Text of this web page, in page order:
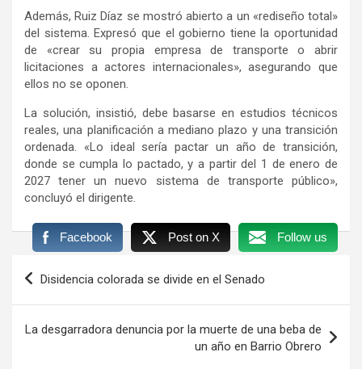
Además, Ruiz Díaz se mostró abierto a un «rediseño total»
del sistema. Expresó que el gobierno tiene la oportunidad
de «crear su propia empresa de transporte o abrir
licitaciones a actores internacionales», asegurando que
ellos no se oponen.
La solución, insistió, debe basarse en estudios técnicos
reales, una planificación a mediano plazo y una transición
ordenada. «Lo ideal sería pactar un año de transición,
donde se cumpla lo pactado, y a partir del 1 de enero de
2027 tener un nuevo sistema de transporte público»,
concluyó el dirigente.
Facebook Post on X Follow us
Navegación
Disidencia colorada se divide en el Senado
La desgarradora denuncia por la muerte de una beba de
un año en Barrio Obrero